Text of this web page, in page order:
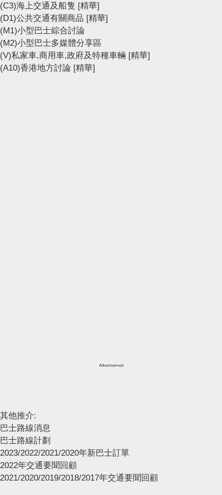
(C3)海上交通及船隻 [精華]
(D1)公共交通有關商品 [精華]
(M1)小型巴士綜合討論
(M2)小型巴士多媒體分享區
(V)私家車,商用車,政府及特種車輛 [精華]
(A10)香港地方討論 [精華]
Advertisement
其他推介:
巴士路線消息
巴士路線計劃
2023/2022/2021/2020年新巴士訂單
2022年交通要聞回顧
2021/2020/2019/2018/2017年交通要聞回顧